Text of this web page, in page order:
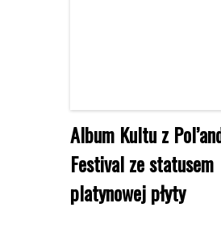
Album Kultu z
Festival ze statusem
platynowej płyty